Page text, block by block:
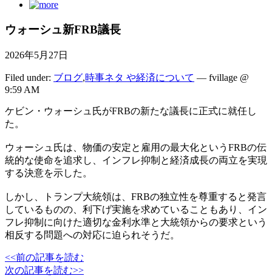
ウォーシュ新FRB議長
2026年5月27日
Filed under: ブログ,時事ネタ や経済について — fvillage @
9:59 AM
ケビン・ウォーシュ氏がFRBの新たな議長に正式に就任し
た。
ウォーシュ氏は、物価の安定と雇用の最大化というFRBの伝
統的な使命を追求し、インフレ抑制と経済成長の両立を実現
する決意を示した。
しかし、トランプ大統領は、FRBの独立性を尊重すると発言
しているものの、利下げ実施を求めていることもあり、イン
フレ抑制に向けた適切な金利水準と大統領からの要求という
相反する問題への対応に迫られそうだ。
<<前の記事を読む
次の記事を読む>>